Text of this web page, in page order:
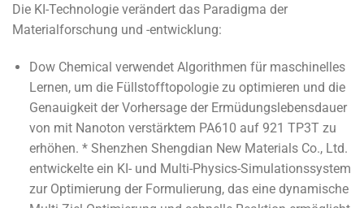
Die KI-Technologie verändert das Paradigma der
Materialforschung und -entwicklung:
Dow Chemical verwendet Algorithmen für maschinelles
Lernen, um die Füllstofftopologie zu optimieren und die
Genauigkeit der Vorhersage der Ermüdungslebensdauer
von mit Nanoton verstärktem PA610 auf 921 TP3T zu
erhöhen. * Shenzhen Shengdian New Materials Co., Ltd.
entwickelte ein KI- und Multi-Physics-Simulationssystem
zur Optimierung der Formulierung, das eine dynamische